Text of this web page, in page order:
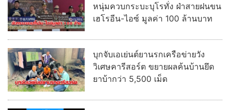
หนุ่มควบกระบะบุโรทั่ง ฝ่าสายฝนขน
เฮโรอีน-ไอซ์ มูลค่า 100 ล้านบาท
บุกจับเอเย่นต์ยานรกเครือข่ายวัง
วิเศษคารีสอร์ต ขยายผลค้นบ้านยึด
ยาบ้ากว่า 5,500 เม็ด